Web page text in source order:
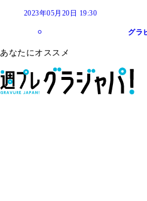
2023年05月20日 19:30
グラ
あなたにオススメ